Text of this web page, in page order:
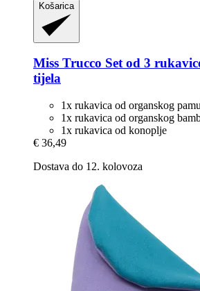
Košarica
Miss Trucco Set od 3
tijela
1x rukavica od organskog
1x rukavica od organskog
1x rukavica od konoplje
€ 36,49
Dostava do 12. kolovoza